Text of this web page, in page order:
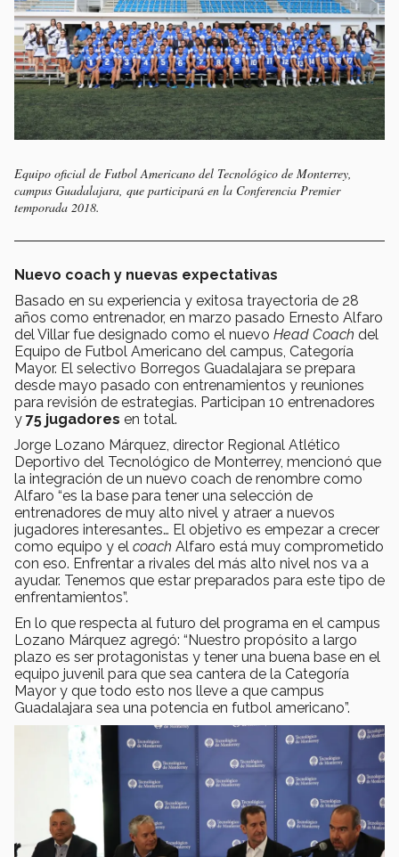
Equipo oficial de Futbol Americano del Tecnológico de Monterrey,
campus Guadalajara, que participará en la Conferencia Premier
temporada 2018.
Nuevo coach y nuevas expectativas
Basado en su experiencia y exitosa trayectoria de 28
años como entrenador, en marzo pasado Ernesto Alfaro
del Villar fue designado como el nuevo Head Coach del
Equipo de Futbol Americano del campus, Categoría
Mayor. El selectivo Borregos Guadalajara se prepara
desde mayo pasado con entrenamientos y reuniones
para revisión de estrategias. Participan 10 entrenadores
y 75 jugadores en total.
Jorge Lozano Márquez, director Regional Atlético
Deportivo del Tecnológico de Monterrey, mencionó que
la integración de un nuevo coach de renombre como
Alfaro “es la base para tener una selección de
entrenadores de muy alto nivel y atraer a nuevos
jugadores interesantes… El objetivo es empezar a crecer
como equipo y el coach Alfaro está muy comprometido
con eso. Enfrentar a rivales del más alto nivel nos va a
ayudar. Tenemos que estar preparados para este tipo de
enfrentamientos”.
En lo que respecta al futuro del programa en el campus
Lozano Márquez agregó: “Nuestro propósito a largo
plazo es ser protagonistas y tener una buena base en el
equipo juvenil para que sea cantera de la Categoría
Mayor y que todo esto nos lleve a que campus
Guadalajara sea una potencia en futbol americano”.